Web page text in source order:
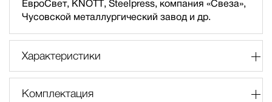
ЕвроСвет, KNOTT, Steelpress, компания «Свеза»,
Чусовской металлургический завод и др.
Характеристики
Комплектация